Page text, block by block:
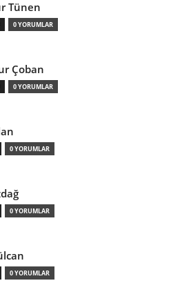
Tünen
0 YORUMLAR
Çoban
0 YORUMLAR
0 YORUMLAR
0 YORUMLAR
0 YORUMLAR